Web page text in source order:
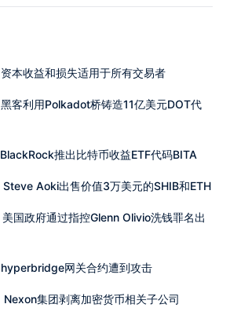
资本收益和损失适用于所有交易者
黑客利用Polkadot桥铸造11亿美元DOT代
BlackRock推出比特币收益ETF代码BITA
Steve Aoki出售价值3万美元的SHIB和ETH
美国政府通过指控Glenn Olivio洗钱罪名出
hyperbridge网关合约遭到攻击
Nexon集团剥离加密货币相关子公司